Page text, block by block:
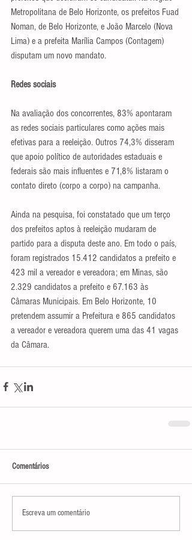
Metropolitana de Belo Horizonte, os prefeitos Fuad
Noman, de Belo Horizonte, e João Marcelo (Nova
Lima) e a prefeita Marília Campos (Contagem)
disputam um novo mandato.
Redes sociais
Na avaliação dos concorrentes, 83% apontaram
as redes sociais particulares como ações mais
efetivas para a reeleição. Outros 74,3% disseram
que apoio político de autoridades estaduais e
federais são mais influentes e 71,8% listaram o
contato direto (corpo a corpo) na campanha.
Ainda na pesquisa, foi constatado que um terço
dos prefeitos aptos à reeleição mudaram de
partido para a disputa deste ano. Em todo o país,
foram registrados 15.412 candidatos a prefeito e
423 mil a vereador e vereadora; em Minas, são
2.329 candidatos a prefeito e 67.163 às
Câmaras Municipais. Em Belo Horizonte, 10
pretendem assumir a Prefeitura e 865 candidatos
a vereador e vereadora querem uma das 41 vagas
da Câmara.
Comentários
Escreva um comentário